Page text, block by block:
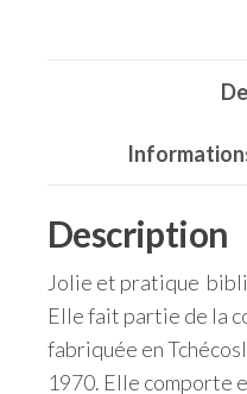
Description
Jolie et pratique
Elle fait partie de la
fabriquée en
1970. Elle comporte